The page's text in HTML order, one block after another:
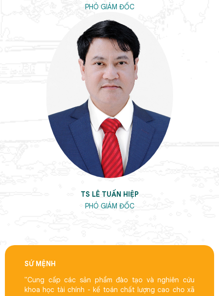
PHÓ GIÁM ĐỐC
TS LÊ TUẤN HIỆP
PHÓ GIÁM ĐỐC
SỨ MỆNH
"Cung cấp các sản phẩm đào tạo và nghiên cứu
khoa học tài chính - kế toán chất lượng cao cho xã